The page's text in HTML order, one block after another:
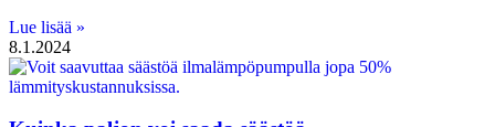
Lue lisää »
8.1.2024